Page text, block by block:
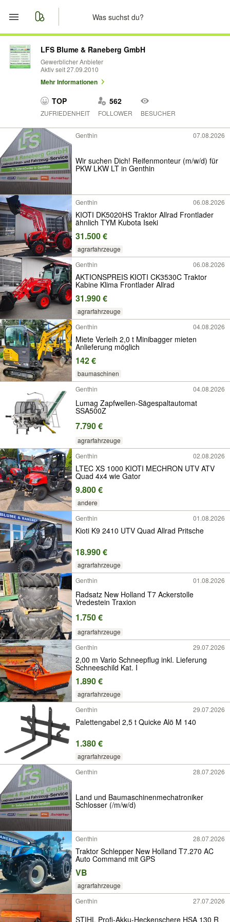
Start
Merkliste
Nachrichten
LFS Blume & Raneberg GmbH
Gewerblicher Anbieter
Aktiv seit 27.09.2010
Mehr Informationen
TOP
ZUFRIEDENHEIT
562
FOLLOWER BESUCHER
Genthin 07.08.2026
Wir suchen Dich! Reifenmonteur (m/w/d) für
PKW LKW LT in Genthin
Genthin 06.08.2026
KIOTI DK5020HS Traktor Allrad Frontlader
ähnlich TYM Kubota Iseki
31.500 €
agrarfahrzeuge
Genthin
06.08.2026
AKTIONSPREIS KIOTI CK3530C Traktor
Kabine Klima Frontlader Allrad
31.990 €
agrarfahrzeuge
Genthin
04.08.2026
Miete Verleih 2,0 t Minibagger mieten
Anlieferung möglich
142 €
baumaschinen
Genthin
04.08.2026
Lumag Zapfwellen-Sägespaltautomat
SSA500Z
7.790 €
agrarfahrzeuge
Genthin
02.08.2026
LTEC XS 1000 KIOTI MECHRON UTV ATV
Quad 4x4 wie Gator
9.800 €
andere
Genthin
01.08.2026
Kioti K9 2410 UTV Quad Allrad Pritsche
18.990 €
agrarfahrzeuge
Genthin
01.08.2026
Radsatz New Holland T7 Ackerstolle
Vredestein Traxion
1.750 €
agrarfahrzeuge
Genthin
29.07.2026
2,00 m Vario Schneepflug inkl. Lieferung
Schneeschild Kat. I
1.890 €
agrarfahrzeuge
Genthin
29.07.2026
Palettengabel 2,5 t Quicke Alö M 140
1.380 €
agrarfahrzeuge
Genthin
28.07.2026
Land und Baumaschinenmechatroniker
Schlosser (/m/w/d)
Genthin 28.07.2026
Traktor Schlepper New Holland T7.270 AC
Auto Command mit GPS
VB
agrarfahrzeuge
Genthin
27.07.2026
STIHL Profi-Akku-Heckenschere HSA 130 R